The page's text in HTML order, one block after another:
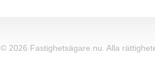
© 2026 Fastighetsägare.nu. Alla